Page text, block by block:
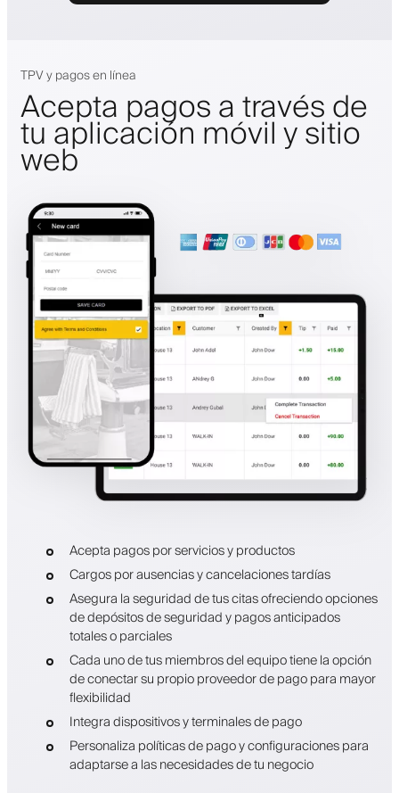
TPV y pagos en línea
Acepta pagos a través de
tu aplicación móvil y sitio
web
Acepta pagos por servicios y productos
Cargos por ausencias y cancelaciones tardías
Asegura la seguridad de tus citas ofreciendo opciones
de depósitos de seguridad y pagos anticipados
totales o parciales
Cada uno de tus miembros del equipo tiene la opción
de conectar su propio proveedor de pago para mayor
flexibilidad
Integra dispositivos y terminales de pago
Personaliza políticas de pago y configuraciones para
adaptarse a las necesidades de tu negocio